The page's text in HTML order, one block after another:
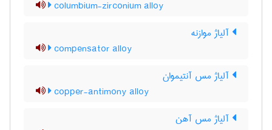
columbium-zirconium alloy
آلیاژ موازنه
compensator alloy
آلیاژ مس آنتیموان
copper-antimony alloy
آلیاژ مس آهن